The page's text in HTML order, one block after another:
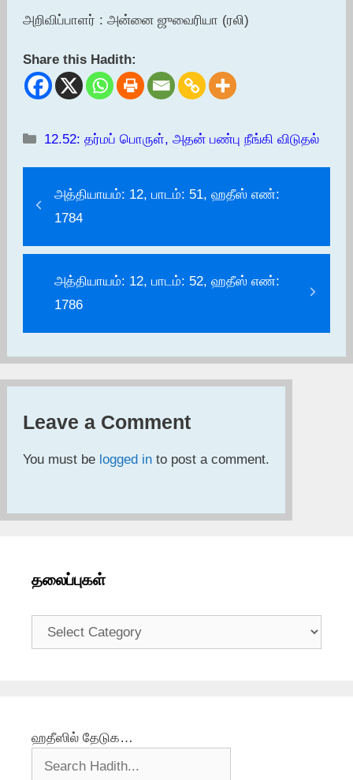
அறிவிப்பாளர் : அன்னை ஜுவைரியா (ரலி)
Share this Hadith:
Categories
12.52: தர்மப் பொருள், அதன் பண்பு நீங்கி விடுதல்
அத்தியாயம்: 12, பாடம்: 51, ஹதீஸ் எண்:
1784
அத்தியாயம்: 12, பாடம்: 52, ஹதீஸ் எண்:
1786
Leave a Comment
You must be logged in to post a comment.
தலைப்புகள்
தலைப்புகள்
ஹதீஸில் தேடுக…